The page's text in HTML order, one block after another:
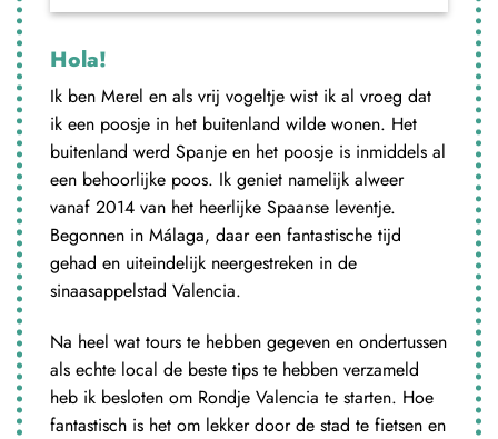
Hola!
Ik ben Merel en als vrij vogeltje wist ik al vroeg dat
ik een poosje in het buitenland wilde wonen. Het
buitenland werd Spanje en het poosje is inmiddels al
een behoorlijke poos. Ik geniet namelijk alweer
vanaf 2014 van het heerlijke Spaanse leventje.
Begonnen in Málaga, daar een fantastische tijd
gehad en uiteindelijk neergestreken in de
sinaasappelstad Valencia.
Na heel wat tours te hebben gegeven en ondertussen
als echte local de beste tips te hebben verzameld
heb ik besloten om Rondje Valencia te starten. Hoe
fantastisch is het om lekker door de stad te fietsen en